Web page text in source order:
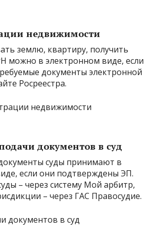
недвижимости
землю, квартиру, получить
можно в электронном виде, если
документы электронной
Росреестра.
документов в суд
суды принимают в
если они подтверждены ЭП.
– через систему Мой арбитр,
– через ГАС Правосудие.